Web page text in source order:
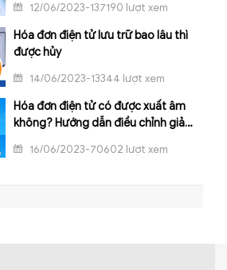
12/06/2023-137190 lượt xem
Hóa đơn điện tử lưu trữ bao lâu thì
được hủy
14/06/2023-13344 lượt xem
Hóa đơn điện tử có được xuất âm
không? Hướng dẫn điều chỉnh giảm
16/06/2023-70602 lượt xem